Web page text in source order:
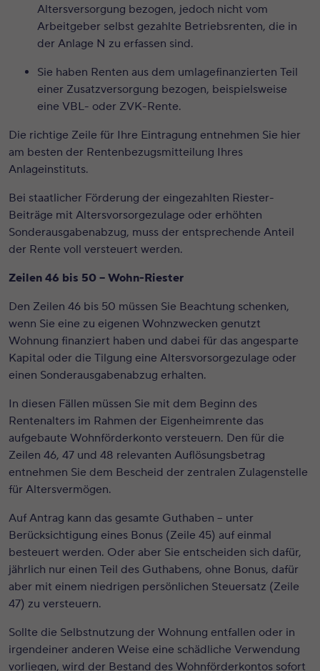
Altersversorgung bezogen, jedoch nicht vom
Arbeitgeber selbst gezahlte Betriebsrenten, die in
der Anlage N zu erfassen sind.
Sie haben Renten aus dem umlagefinanzierten Teil
einer Zusatzversorgung bezogen, beispielsweise
eine VBL- oder ZVK-Rente.
Die richtige Zeile für Ihre Eintragung entnehmen Sie hier
am besten der Rentenbezugsmitteilung Ihres
Anlageinstituts.
Bei staatlicher Förderung der eingezahlten Riester-
Beiträge mit Altersvorsorgezulage oder erhöhten
Sonderausgabenabzug, muss der entsprechende Anteil
der Rente voll versteuert werden.
Zeilen 46 bis 50 – Wohn-Riester
Den Zeilen 46 bis 50 müssen Sie Beachtung schenken,
wenn Sie eine zu eigenen Wohnzwecken genutzt
Wohnung finanziert haben und dabei für das angesparte
Kapital oder die Tilgung eine Altersvorsorgezulage oder
einen Sonderausgabenabzug erhalten.
In diesen Fällen müssen Sie mit dem Beginn des
Rentenalters im Rahmen der Eigenheimrente das
aufgebaute Wohnförderkonto versteuern. Den für die
Zeilen 46, 47 und 48 relevanten Auflösungsbetrag
entnehmen Sie dem Bescheid der zentralen Zulagenstelle
für Altersvermögen.
Auf Antrag kann das gesamte Guthaben – unter
Berücksichtigung eines Bonus (Zeile 45) auf einmal
besteuert werden. Oder aber Sie entscheiden sich dafür,
jährlich nur einen Teil des Guthabens, ohne Bonus, dafür
aber mit einem niedrigen persönlichen Steuersatz (Zeile
47) zu versteuern.
Sollte die Selbstnutzung der Wohnung entfallen oder in
irgendeiner anderen Weise eine schädliche Verwendung
vorliegen, wird der Bestand des Wohnförderkontos sofort